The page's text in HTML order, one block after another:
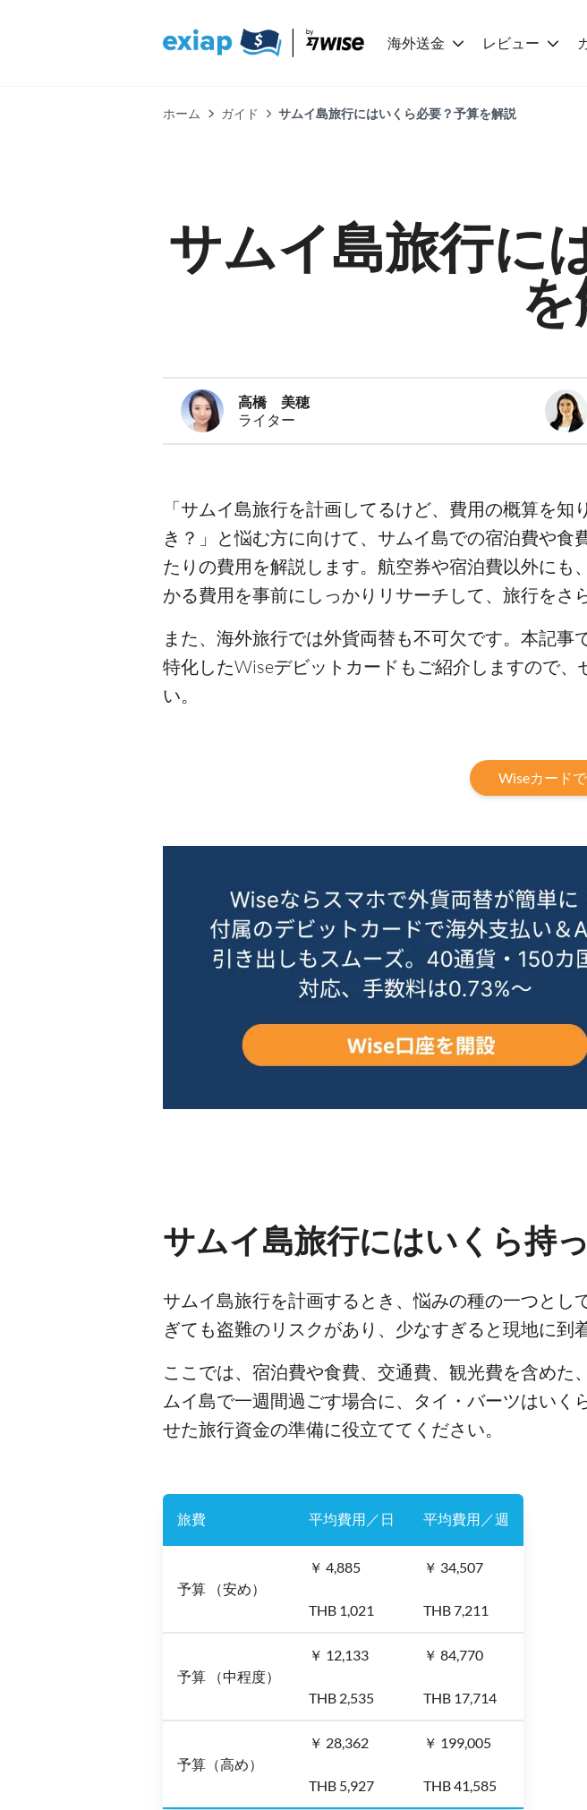
海外送金 レビュー
ホーム ガイド サムイ島旅行にはいくら必要？予算を解説
サムイ島旅行に
高橋 美穂
ライター
「サムイ島旅行を計画してるけど、費用の概算を
き？」と悩む方に向けて、サムイ島での宿泊費や
たりの費用を解説します。航空券や宿泊費以外に
かる費用を事前にしっかりリサーチして、旅行をさ
また、海外旅行では外貨両替も不可欠です。本記事で
特化したWiseデビットカードもご紹介しますので
い。
Wiseカード
サムイ島旅行にはいくら持
サムイ島旅行を計画するとき、悩みの種の一つと
ぎても盗難のリスクがあり、少なすぎると現地に到
ここでは、宿泊費や食費、交通費、観光費を含め
ムイ島で一週間過ごす場合に、タイ・バーツはい
せた旅行資金の準備に役立ててください。
旅費 平均費用／日 平均費用／週
予算 （安め）
￥ 4,885
THB 1,021
￥ 34,507
THB 7,211
予算 （中程度）
￥ 12,133
THB 2,535
￥ 84,770
THB 17,714
予算（高め）
￥ 28,362
THB 5,927
￥ 199,005
THB 41,585